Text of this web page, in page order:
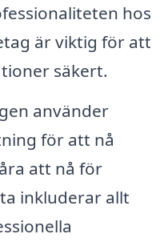
hos
är viktig för att
säkert.
använder
för att nå
att nå för
inkluderar allt